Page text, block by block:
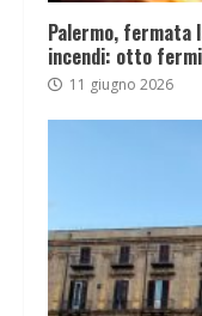
Palermo, fermata
incendi: otto fermi
11 giugno 2026